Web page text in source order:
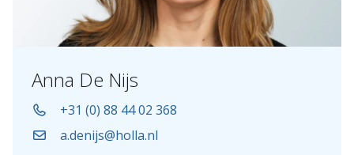
Anna De Nijs
+31 (0) 88 44 02 368
a.denijs@holla.nl